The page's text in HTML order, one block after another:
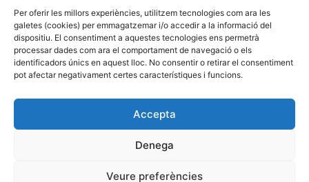
Per oferir les millors experiències, utilitzem tecnologies com ara les
galetes (cookies) per emmagatzemar i/o accedir a la informació del
dispositiu. El consentiment a aquestes tecnologies ens permetrà
processar dades com ara el comportament de navegació o els
identificadors únics en aquest lloc. No consentir o retirar el consentiment
pot afectar negativament certes característiques i funcions.
Accepta
Denega
Veure preferències
Igualada
93 804 70 00
info@vetercentre.com